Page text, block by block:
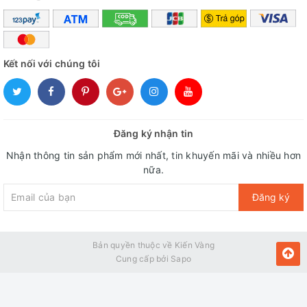
trong khoảng 5 phút, tiết kiệm thời gian đáp ứng nhu cầu
nhanh chóng.
STT
Thông Số Kỹ
Thuật
Ấm Siêu Tốc
1 Màu sắc Trắng bạc
Dung tích ấm 1.8 lít
Kết nối với chúng tôi
Đăng ký nhận tin
Nhận thông tin sản phẩm mới nhất, tin khuyến mãi và nhiều hơn
nữa.
Đăng ký
Bản quyền thuộc về Kiến Vàng
Cung cấp bởi Sapo